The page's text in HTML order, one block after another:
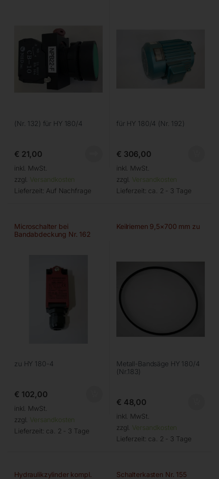
(Nr. 132) für HY 180/4
€ 21,00
inkl. MwSt.
zzgl. Versandkosten
Lieferzeit: Auf Nachfrage
für HY 180/4 (Nr. 192)
€ 306,00
inkl. MwSt.
zzgl. Versandkosten
Lieferzeit: ca. 2 - 3 Tage
Microschalter bei
Bandabdeckung Nr. 162
zu HY 180-4
€ 102,00
inkl. MwSt.
zzgl. Versandkosten
Lieferzeit: ca. 2 - 3 Tage
Keilriemen 9,5×700 mm zu
Metall-Bandsäge HY 180/4
(Nr.183)
€ 48,00
inkl. MwSt.
zzgl. Versandkosten
Lieferzeit: ca. 2 - 3 Tage
Hydraulikzylinder kompl. Schalterkasten Nr. 155